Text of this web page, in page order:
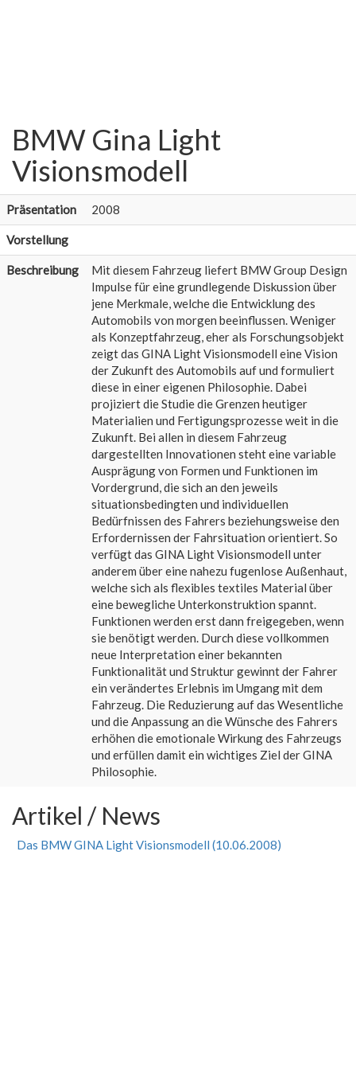
BMW Gina Light
Visionsmodell
Präsentation 2008
Vorstellung
Beschreibung
Mit diesem Fahrzeug liefert BMW Group Design
Impulse für eine grundlegende Diskussion über
jene Merkmale, welche die Entwicklung des
Automobils von morgen beeinflussen. Weniger
als Konzeptfahrzeug, eher als Forschungsobjekt
zeigt das GINA Light Visionsmodell eine Vision
der Zukunft des Automobils auf und formuliert
diese in einer eigenen Philosophie. Dabei
projiziert die Studie die Grenzen heutiger
Materialien und Fertigungsprozesse weit in die
Zukunft. Bei allen in diesem Fahrzeug
dargestellten Innovationen steht eine variable
Ausprägung von Formen und Funktionen im
Vordergrund, die sich an den jeweils
situationsbedingten und individuellen
Bedürfnissen des Fahrers beziehungsweise den
Erfordernissen der Fahrsituation orientiert. So
verfügt das GINA Light Visionsmodell unter
anderem über eine nahezu fugenlose Außenhaut,
welche sich als flexibles textiles Material über
eine bewegliche Unterkonstruktion spannt.
Funktionen werden erst dann freigegeben, wenn
sie benötigt werden. Durch diese vollkommen
neue Interpretation einer bekannten
Funktionalität und Struktur gewinnt der Fahrer
ein verändertes Erlebnis im Umgang mit dem
Fahrzeug. Die Reduzierung auf das Wesentliche
und die Anpassung an die Wünsche des Fahrers
erhöhen die emotionale Wirkung des Fahrzeugs
und erfüllen damit ein wichtiges Ziel der GINA
Philosophie.
Artikel / News
Das BMW GINA Light Visionsmodell (10.06.2008)